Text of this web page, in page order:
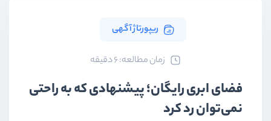
ریپورتاژ آگهی
ﺯﻣﺎﻥ ﻣﻄﺎﻟﻌﻪ: 6 دقیقه
فضای ابری رایگان؛ پیشنهادی که به راحتی
نمی‌توان رد کرد